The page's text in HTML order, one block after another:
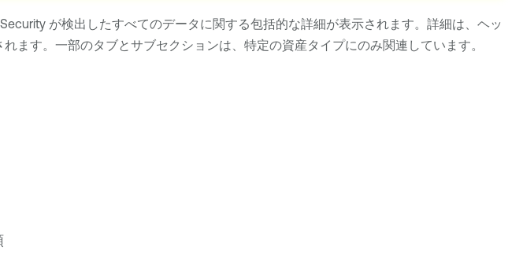
が検出したすべてのデータに関する包括的な詳細が表示されます。詳細は、ヘッ
ます。一部のタブとサブセクションは、特定の資産タイプにのみ関連しています。